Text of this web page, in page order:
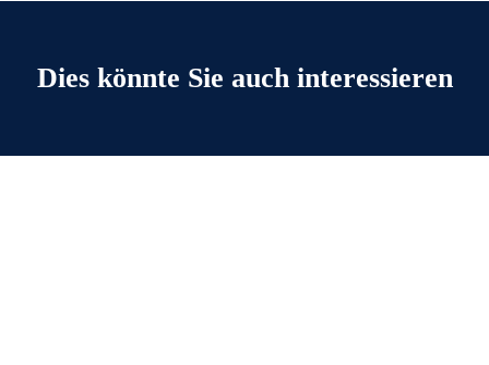
Dies könnte Sie auch interessieren